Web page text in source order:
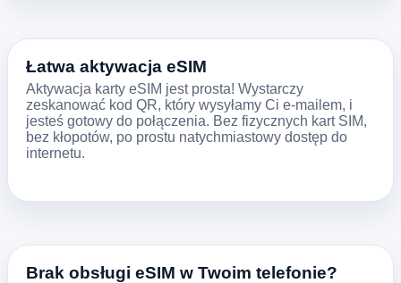
Łatwa aktywacja eSIM
Aktywacja karty eSIM jest prosta! Wystarczy
zeskanować kod QR, który wysyłamy Ci e-mailem, i
jesteś gotowy do połączenia. Bez fizycznych kart SIM,
bez kłopotów, po prostu natychmiastowy dostęp do
internetu.
Brak obsługi eSIM w Twoim telefonie?